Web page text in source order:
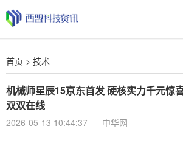
首页 > 技术
机械师星辰15京东首发 硬核实力千元惊
双双在线
2026-05-13 10:44:37 中华网